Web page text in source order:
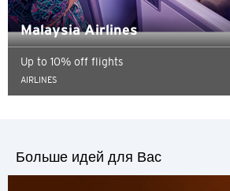
Malaysia Airlines
Up to 10% off flights
AIRLINES
Больше идей для Вас
N
Новые Территории, Hong
H
Остров Гонконг, Hong Kong